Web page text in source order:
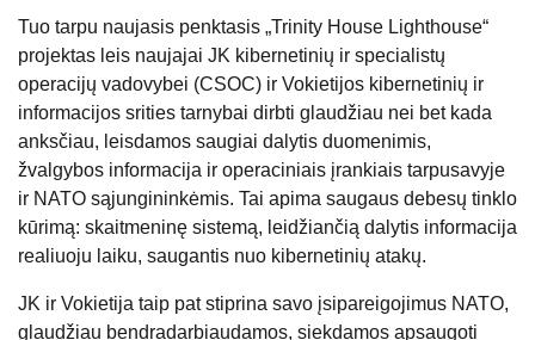
Tuo tarpu naujasis penktasis „Trinity House Lighthouse“
projektas leis naujajai JK kibernetinių ir specialistų
operacijų vadovybei (CSOC) ir Vokietijos kibernetinių ir
informacijos srities tarnybai dirbti glaudžiau nei bet kada
anksčiau, leisdamos saugiai dalytis duomenimis,
žvalgybos informacija ir operaciniais įrankiais tarpusavyje
ir NATO sąjungininkėmis. Tai apima saugaus debesų tinklo
kūrimą: skaitmeninę sistemą, leidžiančią dalytis informacija
realiuoju laiku, saugantis nuo kibernetinių atakų.
JK ir Vokietija taip pat stiprina savo įsipareigojimus NATO,
glaudžiau bendradarbiaudamos, siekdamos apsaugoti